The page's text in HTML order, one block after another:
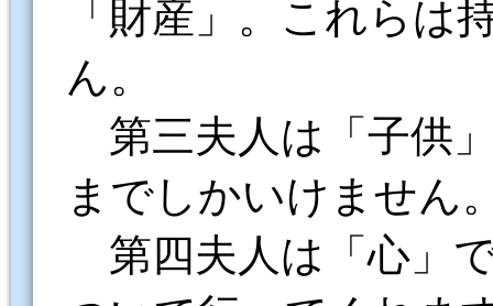
「財産」。これら
ん。
第三夫人は「子供
までしかいけません
第四夫人は「心」